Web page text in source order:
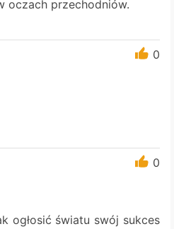
oczach przechodniów.
0
0
ogłosić światu swój sukces